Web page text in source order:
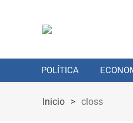
POLÍTICA
Inicio > closs